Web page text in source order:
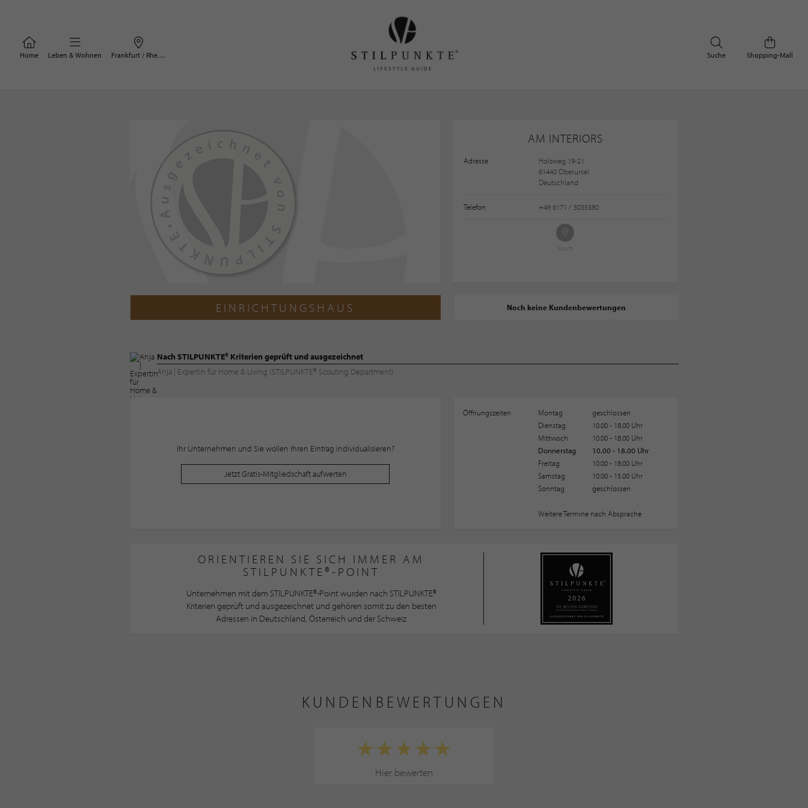
Home Leben & Wohnen Frankfurt / Rhein-Main Shopping-Mall
Suche
AM INTERIORS
Adresse
Holzweg 19-21
61440 Oberursel
Deutschland
Telefon +49 6171 / 5035380
EINRICHTUNGSHAUS Noch keine Kundenbewertungen
Nach STILPUNKTE® Kriterien geprüft und ausgezeichnet
Anja | Expertin für Home & Living (STILPUNKTE® Scouting Department)
Ihr Unternehmen und Sie wollen Ihren Eintrag individualisieren?
Jetzt Gratis-Mitgliedschaft aufwerten
Öffnungszeiten Montag
geschlossen
Dienstag
10.00 - 18.00 Uhr
Mittwoch
10.00 - 18.00 Uhr
Donnerstag
10.00 - 18.00 Uhr
Freitag
10.00 - 18.00 Uhr
Samstag
10.00 - 15.00 Uhr
Sonntag
geschlossen
Weitere Termine nach Absprache
ORIENTIEREN SIE SICH IMMER AM
STILPUNKTE®-POINT
Unternehmen mit dem STILPUNKTE®-Point wurden nach STILPUNKTE®
Kriterien geprüft und ausgezeichnet und gehören somit zu den besten
Adressen in Deutschland, Österreich und der Schweiz
KUNDENBEWERTUNGEN
Hier bewerten